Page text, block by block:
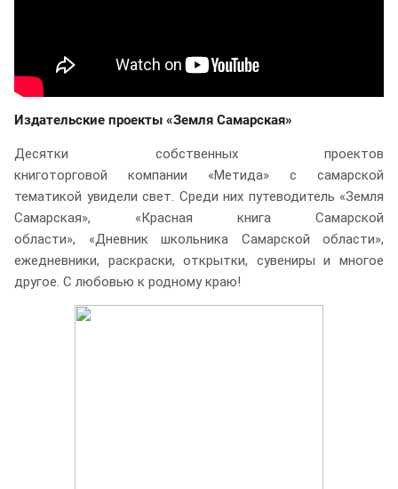
Издательские проекты «Земля Самарская»
Десятки собственных проектов
книготорговой компании «Метида» с самарской
тематикой увидели свет. Среди них путеводитель «Земля
Самарская», «Красная книга Самарской
области», «Дневник школьника Самарской области»,
ежедневники, раскраски, открытки, сувениры и многое
другое. С любовью к родному краю!